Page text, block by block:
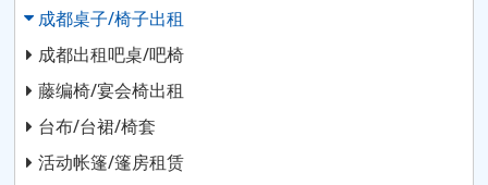
成都桌子/椅子出租
成都出租吧桌/吧椅
藤编椅/宴会椅出租
台布/台裙/椅套
活动帐篷/篷房租赁